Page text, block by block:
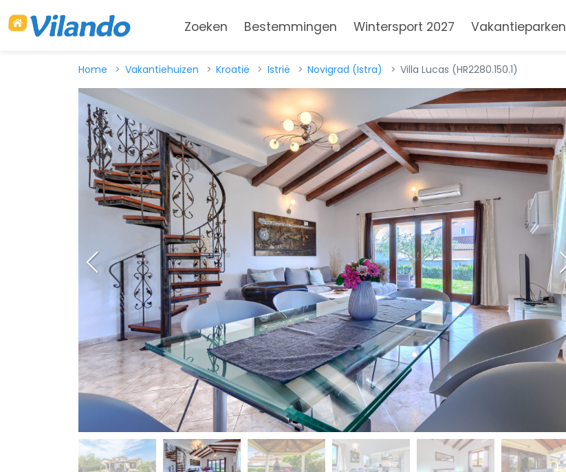
Zoeken Bestemmingen Wintersport 2027 Vakantieparken
Home Vakantiehuizen Kroatië Istrië Novigrad (Istra) Villa Lucas (HR2280.150.1)